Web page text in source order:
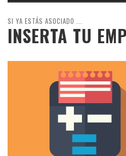
SI YA ESTÁS ASOCIADO ...
INSERTA TU